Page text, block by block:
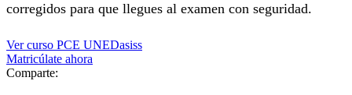
corregidos para que llegues al examen con seguridad.
Ver curso PCE UNEDasiss
Matricúlate ahora
Comparte: